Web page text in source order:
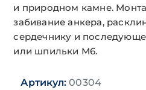
и природном камне.
забивание анкера,
сердечнику и
или шпильки М6.
Артикул: 00304